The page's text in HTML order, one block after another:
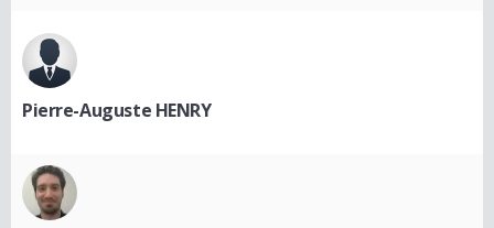
Pierre-Auguste HENRY